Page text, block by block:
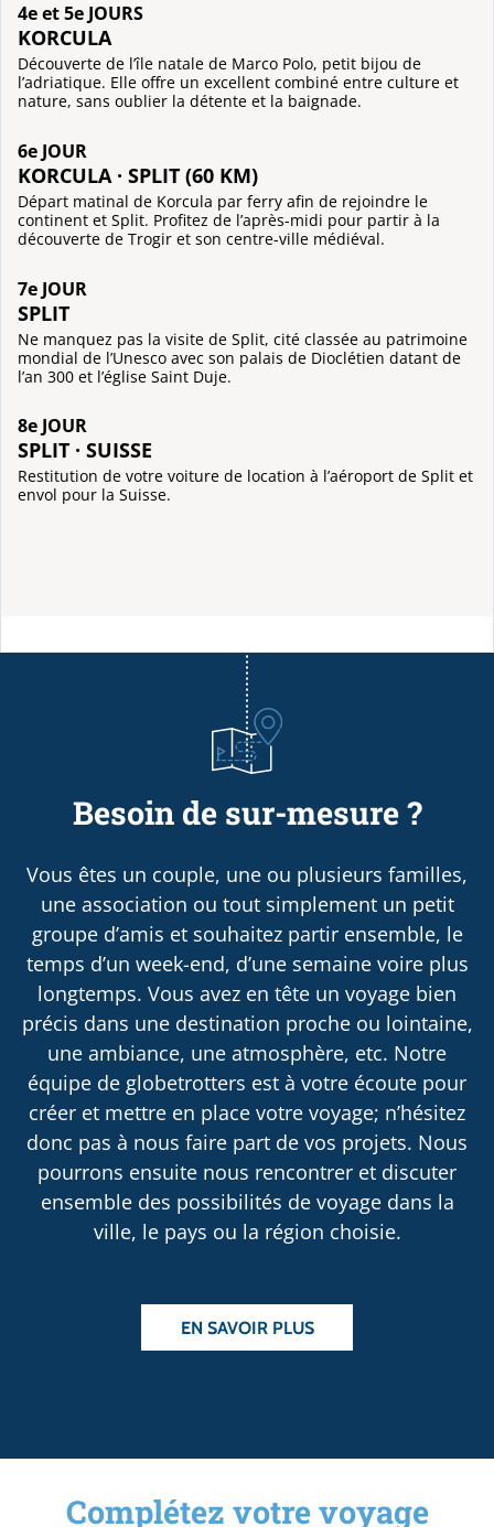
4e et 5e JOURS
KORCULA
Découverte de l’île natale de Marco Polo, petit bijou de
l’adriatique. Elle offre un excellent combiné entre culture et
nature, sans oublier la détente et la baignade.
6e JOUR
KORCULA · SPLIT (60 KM)
Départ matinal de Korcula par ferry afin de rejoindre le
continent et Split. Profitez de l’après-midi pour partir à la
découverte de Trogir et son centre-ville médiéval.
7e JOUR
SPLIT
Ne manquez pas la visite de Split, cité classée au patrimoine
mondial de l’Unesco avec son palais de Dioclétien datant de
l’an 300 et l’église Saint Duje.
8e JOUR
SPLIT · SUISSE
Restitution de votre voiture de location à l’aéroport de Split et
envol pour la Suisse.
Besoin de sur-mesure ?
Vous êtes un couple, une ou plusieurs familles,
une association ou tout simplement un petit
groupe d’amis et souhaitez partir ensemble, le
temps d’un week-end, d’une semaine voire plus
longtemps. Vous avez en tête un voyage bien
précis dans une destination proche ou lointaine,
une ambiance, une atmosphère, etc. Notre
équipe de globetrotters est à votre écoute pour
créer et mettre en place votre voyage; n’hésitez
donc pas à nous faire part de vos projets. Nous
pourrons ensuite nous rencontrer et discuter
ensemble des possibilités de voyage dans la
ville, le pays ou la région choisie.
EN SAVOIR PLUS
Complétez votre voyage